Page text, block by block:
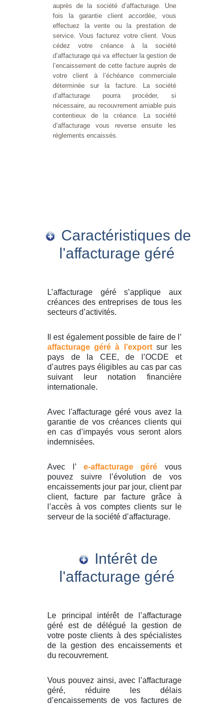
auprès de la société d’affacturage. Une
fois la garantie client accordée, vous
effectuez la vente ou la prestation de
service. Vous facturez votre client. Vous
cédez votre créance à la société
d’affacturage qui va effectuer la gestion de
l’encaissement de cette facture auprès de
votre client à l’échéance commerciale
déterminée sur la facture. La société
d’affacturage pourra procéder, si
nécessaire, au recouvrement amiable puis
contentieux de la créance. La société
d’affacturage vous reverse ensuite les
règlements encaissés.
Caractéristiques de
l'affacturage géré
L’affacturage géré s’applique aux
créances des entreprises de tous les
secteurs d’activités.
Il est également possible de faire de l’
affacturage géré à l’export sur les
pays de la CEE, de l’OCDE et
d’autres pays éligibles au cas par cas
suivant leur notation financière
internationale.
Avec l'affacturage géré vous avez la
garantie de vos créances clients qui
en cas d’impayés vous seront alors
indemnisées.
Avec l’ e-affacturage géré vous
pouvez suivre l’évolution de vos
encaissements jour par jour, client par
client, facture par facture grâce à
l’accès à vos comptes clients sur le
serveur de la société d’affacturage.
Intérêt de
l'affacturage géré
Le principal intérêt de l’affacturage
géré est de délégué la gestion de
votre poste clients à des spécialistes
de la gestion des encaissements et
du recouvrement.
Vous pouvez ainsi, avec l’affacturage
géré, réduire les délais
d’encaissements de vos factures de